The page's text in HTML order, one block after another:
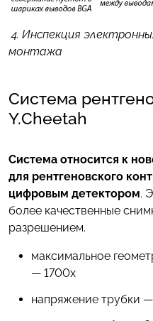
4. Инспекция
монтажа
Система
Y.Cheetah
Система относится к
для рентгеновского
цифровым детектором.
более качественные
разрешением.
максимальное
— 1700x
напряжение трубки